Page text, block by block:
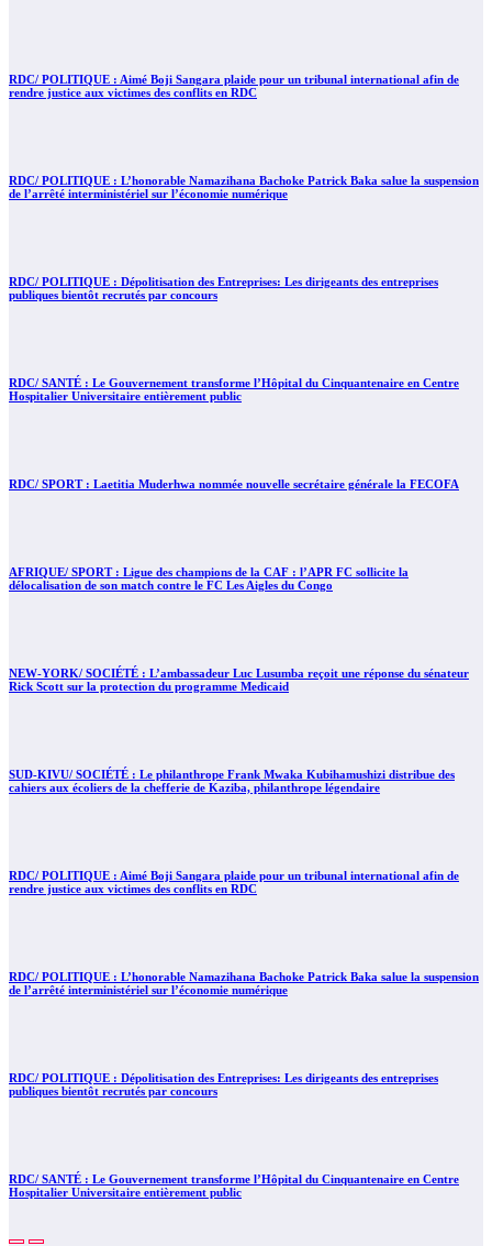
RDC/ POLITIQUE : Aimé Boji Sangara plaide pour un tribunal international afin de
rendre justice aux victimes des conflits en RDC
RDC/ POLITIQUE : L’honorable Namazihana Bachoke Patrick Baka salue la suspension
de l’arrêté interministériel sur l’économie numérique
RDC/ POLITIQUE : Dépolitisation des Entreprises: Les dirigeants des entreprises
publiques bientôt recrutés par concours
RDC/ SANTÉ : Le Gouvernement transforme l’Hôpital du Cinquantenaire en Centre
Hospitalier Universitaire entièrement public
RDC/ SPORT : Laetitia Muderhwa nommée nouvelle secrétaire générale la FECOFA
AFRIQUE/ SPORT : Ligue des champions de la CAF : l’APR FC sollicite la
délocalisation de son match contre le FC Les Aigles du Congo
NEW-YORK/ SOCIÉTÉ : L’ambassadeur Luc Lusumba reçoit une réponse du sénateur
Rick Scott sur la protection du programme Medicaid
SUD-KIVU/ SOCIÉTÉ : Le philanthrope Frank Mwaka Kubihamushizi distribue des
cahiers aux écoliers de la chefferie de Kaziba, philanthrope légendaire
RDC/ POLITIQUE : Aimé Boji Sangara plaide pour un tribunal international afin de
rendre justice aux victimes des conflits en RDC
RDC/ POLITIQUE : L’honorable Namazihana Bachoke Patrick Baka salue la suspension
de l’arrêté interministériel sur l’économie numérique
RDC/ POLITIQUE : Dépolitisation des Entreprises: Les dirigeants des entreprises
publiques bientôt recrutés par concours
RDC/ SANTÉ : Le Gouvernement transforme l’Hôpital du Cinquantenaire en Centre
Hospitalier Universitaire entièrement public